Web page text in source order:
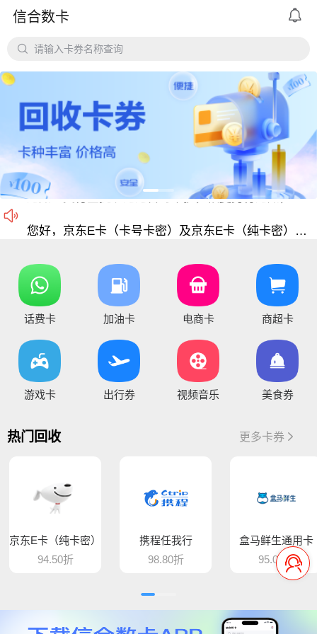
信合数卡 
 请输入卡券名称查询

尊敬的信合用户您好：目前银行卡，支付宝提现已恢复正常 ，欢迎提卡
通知：支付宝提现通道暂时维护，恢复另行通知，带来的不便敬请谅解！
您好，平台新增京东E卡兑换码，产品代码334, 费率97%，销卡较快，欢迎提交！
您好，通兑一卡通临时维护，麻烦暂停提交订单，恢复通知！
将于15:30维护，恢复待通知
您好，目前银行卡提现暂时维护，恢复待通知，给您
您好，平台新增麦当劳礼品卡 ，产品代码613，折扣89%， 猫眼通兑券，产品代码406，折扣85% 欢迎大家前来提交
您好 平台新增中百提货券 骏卡益汇卡 骏卡随心卡 欢迎大家前来提交
您好，肯德基现在是秒处理，欢迎大家来提交
价格公道、稳定需求，长期回收京东E卡、携程卡。
仅支持合法合规的正规卡合作，您可以直接在平台
信合长期大量回收各类礼品卡、游戏点卡、话费卡、
京东E卡500面值以上寄售回收价格上调至965折
电商卡如京东卡、沃尔玛、盒马卡、瑞祥卡、天猫卡、苏宁、携程等等
话费卡 加油卡 电商卡 商超卡
游戏卡 出行券 视频音乐 美食券
热门回收 更多卡券
京东E卡（纯卡密）
94.50折
携程任我行
98.80折
盒马鲜生通用卡
95.00折